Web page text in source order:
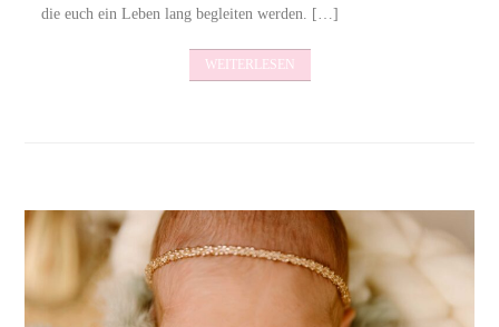
die euch ein Leben lang begleiten werden. […]
WEITERLESEN